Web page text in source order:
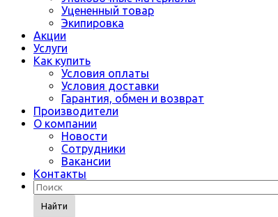
Уцененный товар
Экипировка
Акции
Услуги
Как купить
Условия оплаты
Условия доставки
Гарантия, обмен и возврат
Производители
О компании
Новости
Сотрудники
Вакансии
Контакты
Найти